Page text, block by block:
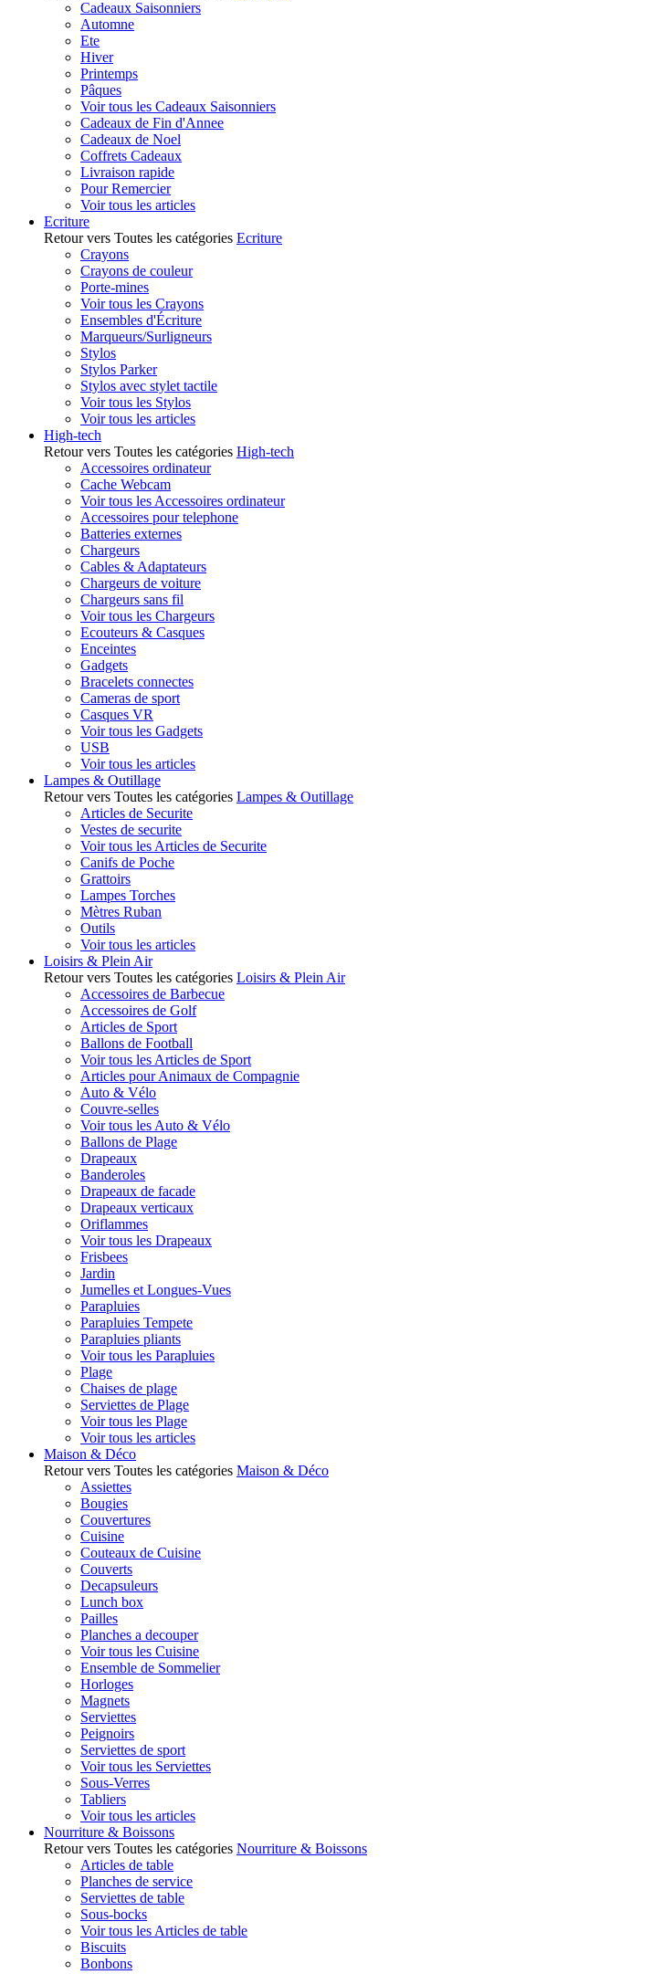
Cadeaux Saisonniers
Automne
Ete
Hiver
Printemps
Pâques
Voir tous les Cadeaux Saisonniers
Cadeaux de Fin d'Annee
Cadeaux de Noel
Coffrets Cadeaux
Livraison rapide
Pour Remercier
Voir tous les articles
Ecriture
Retour vers Toutes les catégories Ecriture
Crayons
Crayons de couleur
Porte-mines
Voir tous les Crayons
Ensembles d'Écriture
Marqueurs/Surligneurs
Stylos
Stylos Parker
Stylos avec stylet tactile
Voir tous les Stylos
Voir tous les articles
High-tech
Retour vers Toutes les catégories High-tech
Accessoires ordinateur
Cache Webcam
Voir tous les Accessoires ordinateur
Accessoires pour telephone
Batteries externes
Chargeurs
Cables & Adaptateurs
Chargeurs de voiture
Chargeurs sans fil
Voir tous les Chargeurs
Ecouteurs & Casques
Enceintes
Gadgets
Bracelets connectes
Cameras de sport
Casques VR
Voir tous les Gadgets
USB
Voir tous les articles
Lampes & Outillage
Retour vers Toutes les catégories Lampes & Outillage
Articles de Securite
Vestes de securite
Voir tous les Articles de Securite
Canifs de Poche
Grattoirs
Lampes Torches
Mètres Ruban
Outils
Voir tous les articles
Loisirs & Plein Air
Retour vers Toutes les catégories Loisirs & Plein Air
Accessoires de Barbecue
Accessoires de Golf
Articles de Sport
Ballons de Football
Voir tous les Articles de Sport
Articles pour Animaux de Compagnie
Auto & Vélo
Couvre-selles
Voir tous les Auto & Vélo
Ballons de Plage
Drapeaux
Banderoles
Drapeaux de facade
Drapeaux verticaux
Oriflammes
Voir tous les Drapeaux
Frisbees
Jardin
Jumelles et Longues-Vues
Parapluies
Parapluies Tempete
Parapluies pliants
Voir tous les Parapluies
Plage
Chaises de plage
Serviettes de Plage
Voir tous les Plage
Voir tous les articles
Maison & Déco
Retour vers Toutes les catégories Maison & Déco
Assiettes
Bougies
Couvertures
Cuisine
Couteaux de Cuisine
Couverts
Decapsuleurs
Lunch box
Pailles
Planches a decouper
Voir tous les Cuisine
Ensemble de Sommelier
Horloges
Magnets
Serviettes
Peignoirs
Serviettes de sport
Voir tous les Serviettes
Sous-Verres
Tabliers
Voir tous les articles
Nourriture & Boissons
Retour vers Toutes les catégories Nourriture & Boissons
Articles de table
Planches de service
Serviettes de table
Sous-bocks
Voir tous les Articles de table
Biscuits
Bonbons